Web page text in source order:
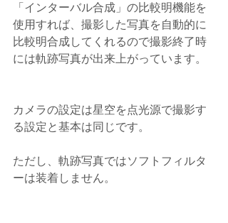
「インターバル合成」の比較明機能を
使用すれば、撮影した写真を自動的に
比較明合成してくれるので撮影終了時
には軌跡写真が出来上がっています。
カメラの設定は星空を点光源で撮影す
る設定と基本は同じです。
ただし、軌跡写真ではソフトフィルタ
ーは装着しません。